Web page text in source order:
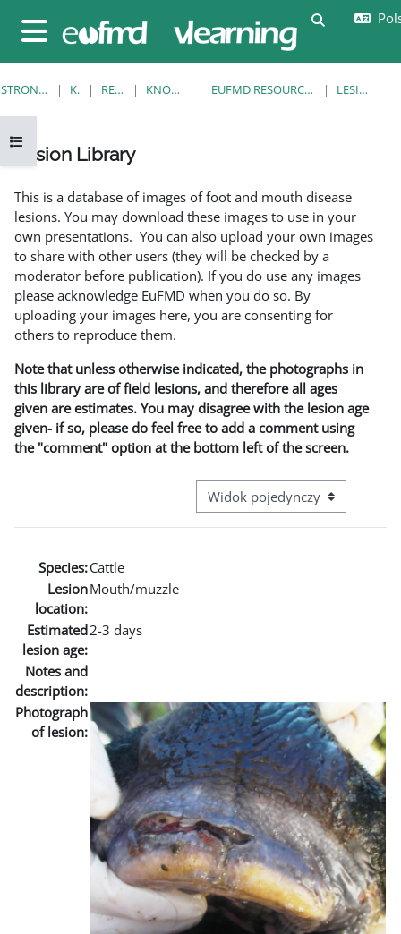
Panel boczny
Otwórz indeks kursu
STRONA GŁÓWNA KURSY RESOURCES KNOWLEDGE BANK EUFMD RESOURCES: CLINICAL DIAGNOSIS LESION LIBRARY
Lesion Library
This is a database of images of foot and mouth disease
lesions. You may download these images to use in your
own presentations. You can also upload your own images
to share with other users (they will be checked by a
moderator before publication). If you do use any images
please acknowledge EuFMD when you do so. By
uploading your images here, you are consenting for
others to reproduce them.
Note that unless otherwise indicated, the photographs in
this library are of field lesions, and therefore all ages
given are estimates. You may disagree with the lesion age
given- if so, please do feel free to add a comment using
the "comment" option at the bottom left of the screen.
Przeglądanie: nawigacja
Species:Cattle
Lesion
location:
Mouth/muzzle
Estimated
lesion age:
2-3 days
Notes and
description:
Photograph
of lesion: